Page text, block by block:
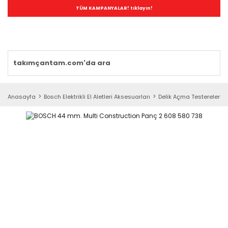
TÜM KAMPANYALAR! tıklayın!
Anasayfa Bosch Elektrikli El Aletleri Aksesuarları Delik Açma Testereleri